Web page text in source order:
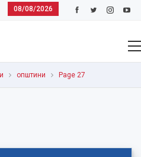
08/08/2026
општини Page 27